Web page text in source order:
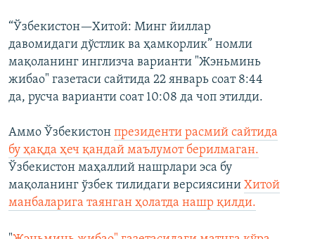
“Ўзбекистон—Хитой: Минг йиллар
давомидаги дўстлик ва ҳамкорлик” номли
мақоланинг инглизча варианти "Жэньминь
жибао" газетаси сайтида 22 январь соат 8:44
да, русча варианти соат 10:08 да чоп этилди.
Аммо Ўзбекистон президенти расмий сайтида
бу ҳақда ҳеч қандай маълумот берилмаган.
Ўзбекистон маҳаллий нашрлари эса бу
мақоланинг ўзбек тилидаги версиясини Хитой
манбаларига таянган ҳолатда нашр қилди.